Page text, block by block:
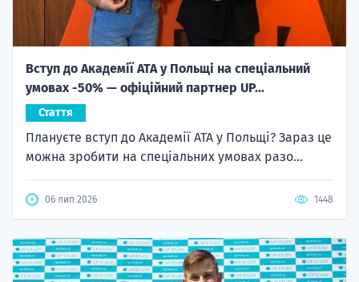
Вступ до Академії ATA у Польщі на спеціальний
умовах -50% — офіційний партнер UP...
Стаття
Плануєте вступ до Академії ATA у Польщі? Зараз це
можна зробити на спеціальних умовах разо...
06 лип 2026 1448